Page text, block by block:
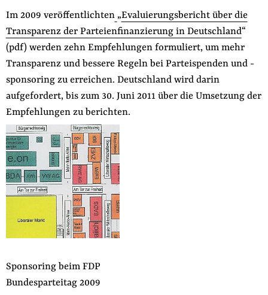
der
Website
Folge Uns
FacebookMastodon
BlueskyInstagram
YoutubeLinkedIn
Feed
Im 2009 veröffentlichten „Evaluierungsbericht über die
Transparenz der Parteienfinanzierung in Deutschland“
(pdf) werden zehn Empfehlungen formuliert, um mehr
Transparenz und bessere Regeln bei Parteispenden und -
sponsoring zu erreichen. Deutschland wird darin
aufgefordert, bis zum 30. Juni 2011 über die Umsetzung der
Empfehlungen zu berichten.
Sponsoring beim FDP
Bundesparteitag 2009